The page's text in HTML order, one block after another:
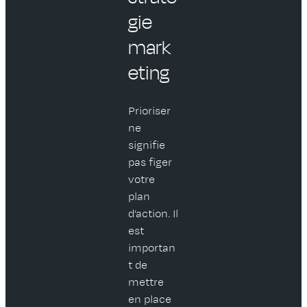
gie
mark
eting
Prioriser
ne
signifie
pas figer
votre
plan
d’action. Il
est
importan
t de
mettre
en place